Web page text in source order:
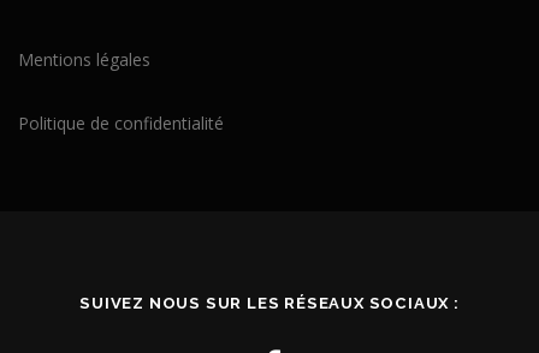
Mentions légales
Politique de confidentialité
SUIVEZ NOUS SUR LES RÉSEAUX SOCIAUX :